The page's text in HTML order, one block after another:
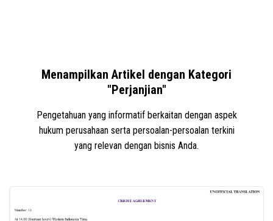
Menampilkan Artikel dengan Kategori
"Perjanjian"
Pengetahuan yang informatif berkaitan dengan aspek
hukum perusahaan serta persoalan-persoalan terkini
yang relevan dengan bisnis Anda.